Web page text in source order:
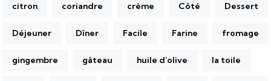
citron coriandre crème Côté Dessert
Déjeuner Dîner Facile Farine fromage
gingembre gâteau huile d'olive la toile